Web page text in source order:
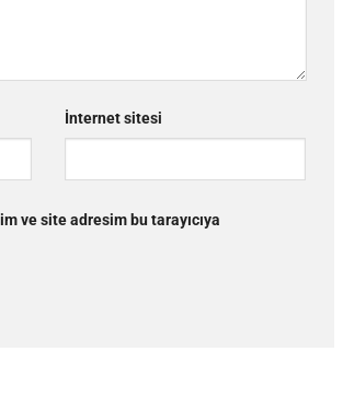
İnternet sitesi
ve site adresim bu tarayıcıya